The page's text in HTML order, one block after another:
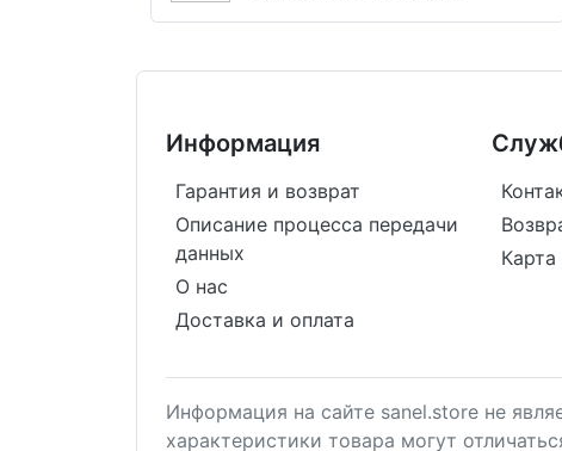
Информация
Гарантия и возврат
Описание процесса передачи
данных
О нас
Доставка и оплата
Карта
Информация на сайте sanel.store не
характеристики товара могут